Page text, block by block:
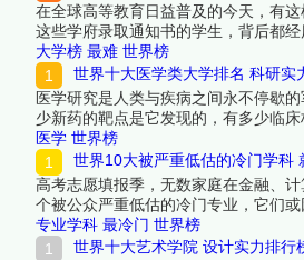
在全球高等教育日益普及的今天，有
这些学府录取通知书的学生，背后都
选出十所让全球最优秀的申请者都寝
看详细名单吧！
大学榜 最难 世界榜
世界十大医学类大学排名 科研实
医学研究是人类与疾病之间永不停歇
少新药的靶点是它发现的，有多少临
获批额度、临床医学顶刊论文发表量
来看看详细名单吧！
医学 世界榜
世界10大被严重低估的冷门学科
高考志愿填报季，无数家庭在金融、
个被公众严重低估的冷门专业，它们
热门专业。在少有人走的路上，竞争
专业学科 最冷门 世界榜
世界十大艺术学院 设计实力排行